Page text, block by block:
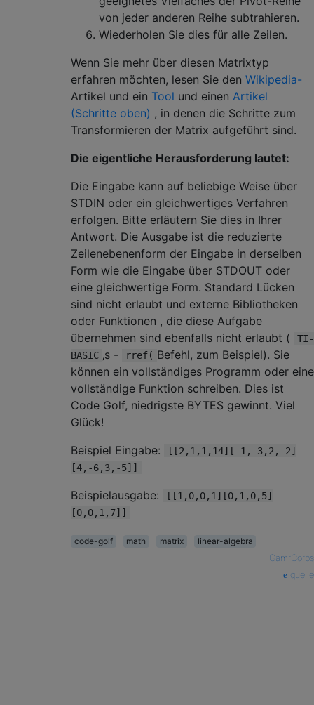
von jeder anderen Reihe subtrahieren.
Wiederholen Sie dies für alle Zeilen.
Wenn Sie mehr über diesen Matrixtyp
erfahren möchten, lesen Sie den Wikipedia-
Artikel und ein Tool und einen Artikel
(Schritte oben) , in denen die Schritte zum
Transformieren der Matrix aufgeführt sind.
Die eigentliche Herausforderung lautet:
Die Eingabe kann auf beliebige Weise über
STDIN oder ein gleichwertiges Verfahren
erfolgen. Bitte erläutern Sie dies in Ihrer
Antwort. Die Ausgabe ist die reduzierte
Zeilenebenenform der Eingabe in derselben
Form wie die Eingabe über STDOUT oder
eine gleichwertige Form. Standard Lücken
sind nicht erlaubt und externe Bibliotheken
oder Funktionen , die diese Aufgabe
übernehmen sind ebenfalls nicht erlaubt (
TI-
BASIC ‚s - rref( Befehl, zum Beispiel). Sie
können ein vollständiges Programm oder eine
vollständige Funktion schreiben. Dies ist
Code Golf, niedrigste BYTES gewinnt. Viel
Glück!
Beispiel Eingabe:
[[2,1,1,14][-1,-3,2,-2]
[4,-6,3,-5]]
Beispielausgabe:
[[1,0,0,1][0,1,0,5]
[0,0,1,7]]
code-golf math matrix
linear-algebra
GamrCorps
quelle